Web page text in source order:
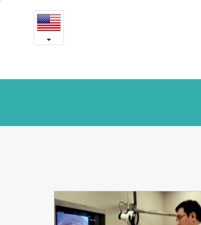
기
Yeson